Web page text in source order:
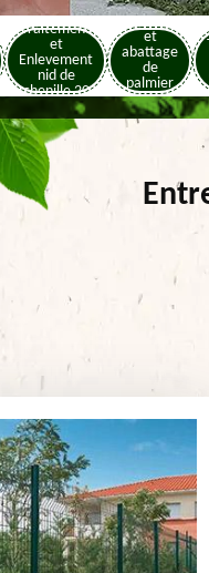
Traitement
et
Enlevement
nid de
chenille 20
Elagage
et
abattage
de
palmier
20